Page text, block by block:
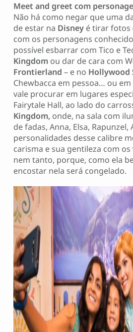
Meet and greet com
Não há como negar que uma
de estar na Disneyé tirar fotos
com os personagens
possível esbarrar com Tico e
Kingdomou dar de cara com
Frontierland – e no Hollywood
Chewbacca em pessoa… ou
vale procurar em lugares
Fairytale Hall, ao lado do
Kingdom,onde, na sala com
de fadas, Anna, Elsa, Rapunzel,
personalidades desse calibre
carisma e sua gentileza com os
nem tanto, porque, como ela
encostar nela será congelado.